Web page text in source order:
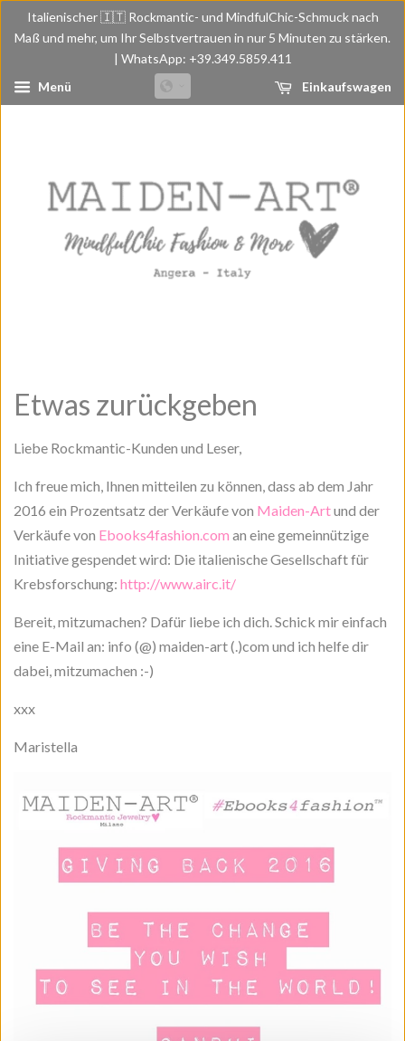
Italienischer 🇮🇹 Rockmantic- und MindfulChic-Schmuck nach
Maß und mehr, um Ihr Selbstvertrauen in nur 5 Minuten zu stärken.
| WhatsApp: +39.349.5859.411
Menü
Einkaufswagen
Etwas zurückgeben
Liebe Rockmantic-Kunden und Leser,
Ich freue mich, Ihnen mitteilen zu können, dass ab dem Jahr
2016 ein Prozentsatz der Verkäufe von Maiden-Artund der
Verkäufe von Ebooks4fashion.com an eine gemeinnützige
Initiative gespendet wird: Die italienische Gesellschaft für
Krebsforschung: http://www.airc.it/
Bereit, mitzumachen? Dafür liebe ich dich. Schick mir einfach
eine E-Mail an: info (@) maiden-art (.)com und ich helfe dir
dabei, mitzumachen :-)
xxx
Maristella